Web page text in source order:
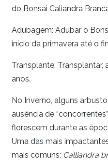
do Bonsai Caliandra
Adubagem: Adubar o
início da primavera até o
Transplante:
anos.
No Inverno, alguns
ausência de
florescem durante as
Uma das mais
mais comuns: Calliandra